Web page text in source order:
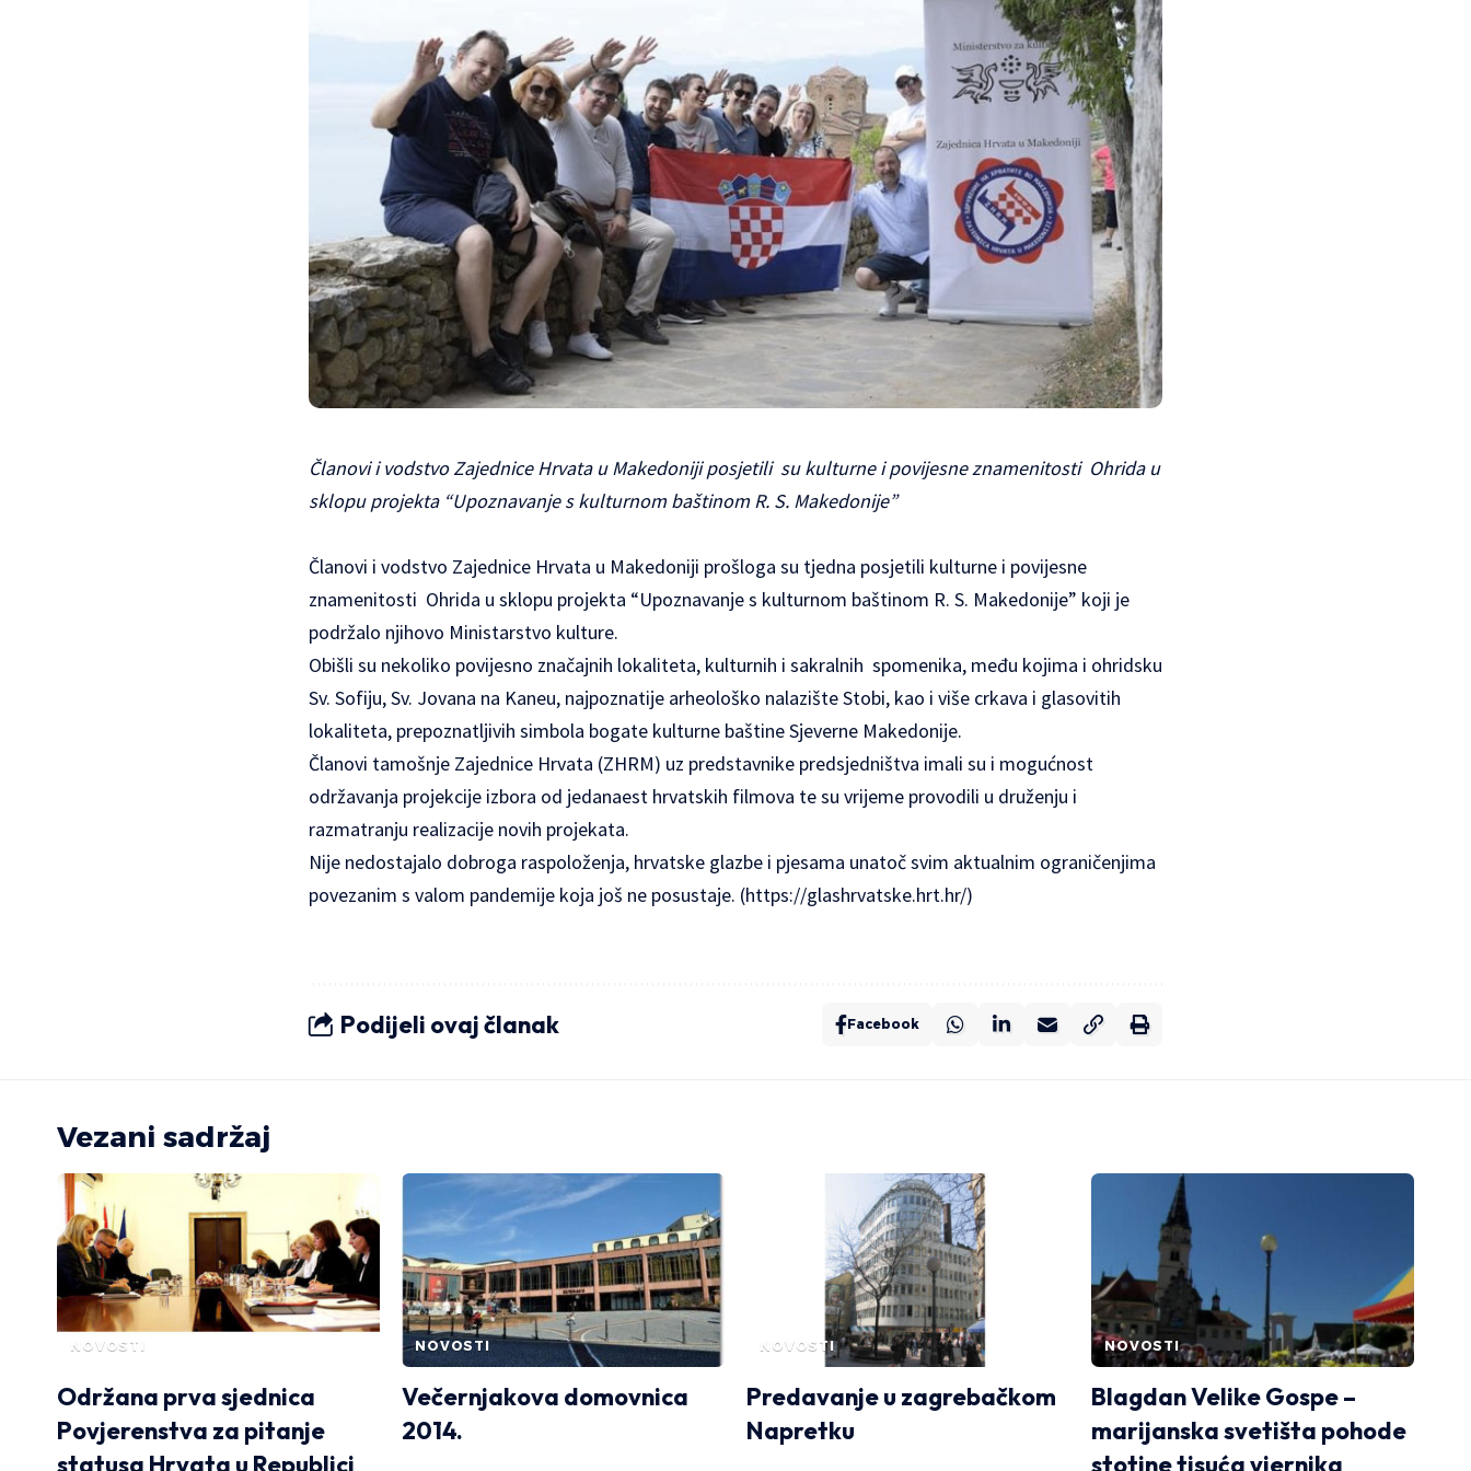
Članovi i vodstvo Zajednice Hrvata u Makedoniji posjetili su kulturne i povijesne znamenitosti Ohrida u
sklopu projekta “Upoznavanje s kulturnom baštinom R. S. Makedonije”
Članovi i vodstvo Zajednice Hrvata u Makedoniji prošloga su tjedna posjetili kulturne i povijesne
znamenitosti Ohrida u sklopu projekta “Upoznavanje s kulturnom baštinom R. S. Makedonije” koji je
podržalo njihovo Ministarstvo kulture.
Obišli su nekoliko povijesno značajnih lokaliteta, kulturnih i sakralnih spomenika, među kojima i ohridsku
Sv. Sofiju, Sv. Jovana na Kaneu, najpoznatije arheološko nalazište Stobi, kao i više crkava i glasovitih
lokaliteta, prepoznatljivih simbola bogate kulturne baštine Sjeverne Makedonije.
Članovi tamošnje Zajednice Hrvata (ZHRM) uz predstavnike predsjedništva imali su i mogućnost
održavanja projekcije izbora od jedanaest hrvatskih filmova te su vrijeme provodili u druženju i
razmatranju realizacije novih projekata.
Nije nedostajalo dobroga raspoloženja, hrvatske glazbe i pjesama unatoč svim aktualnim ograničenjima
povezanim s valom pandemije koja još ne posustaje. (https://glashrvatske.hrt.hr/)
Podijeli ovaj članak Facebook
Vezani sadržaj
NOVOSTI
Održana prva sjednica
Povjerenstva za pitanje
statusa Hrvata u Republici
NOVOSTI
Večernjakova domovnica
2014.
NOVOSTI
Predavanje u zagrebačkom
Napretku
NOVOSTI
Blagdan Velike Gospe –
marijanska svetišta pohode
stotine tisuća vjernika